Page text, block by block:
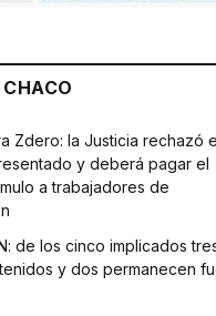
CHACO
Zdero: la Justicia rechazó
y deberá pagar el
a trabajadores de
de los cinco implicados
y dos permanecen